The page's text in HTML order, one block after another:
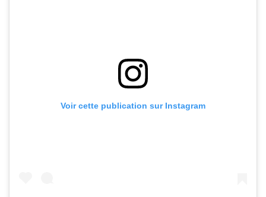
Voir cette publication sur Instagram